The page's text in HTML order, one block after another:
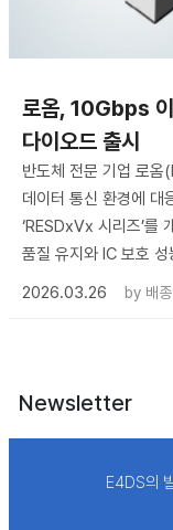
로옴, 10Gbps
다이오드 출시
반도체 전문 기업 로
데이터 통신 환경에 대
‘RESDxVx 시리즈’를
품질 유지와 IC 보호
2026.03.26
by 배
Newsletter
E4DS의